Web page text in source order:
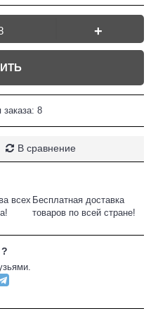
+
8
В сравнение
всех Бесплатная доставка
товаров по всей стране!